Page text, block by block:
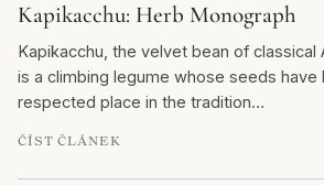
Kapikacchu: Herb Monograph
Kapikacchu, the velvet bean of classical
is a climbing legume whose seeds have
respected place in the tradition…
ČÍST ČLÁNEK